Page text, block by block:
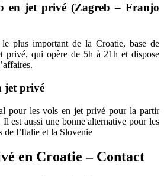
en jet privé (Zagreb – Franjo
le plus important de la Croatie, base de
privé, qui opère de 5h à 21h et dispose
jet privé
pour les vols en jet privé pour la partir
est aussi une bonne alternative pour les
de l’Italie et la Slovenie
en Croatie – Contact